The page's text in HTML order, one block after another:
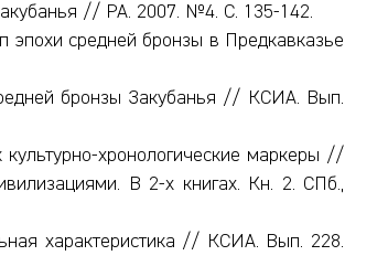
// РА. 2007. №4. С. 135-142.
эпохи средней бронзы в Предкавказье
бронзы Закубанья // КСИА. Вып.
хронологические маркеры //
В 2-х книгах. Кн. 2. СПб.,
характеристика // КСИА. Вып. 228.